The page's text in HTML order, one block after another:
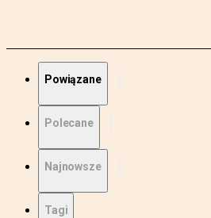
Powiązane
Polecane
Najnowsze
Tagi